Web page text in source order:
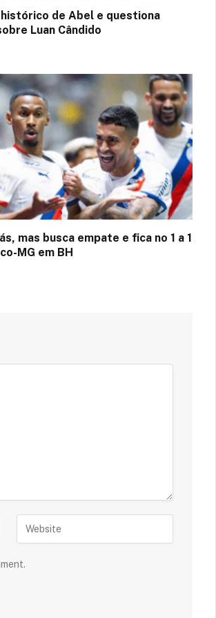
de Abel e questiona
Luan Cândido
mas busca empate e fica no 1 a 1
MG em BH